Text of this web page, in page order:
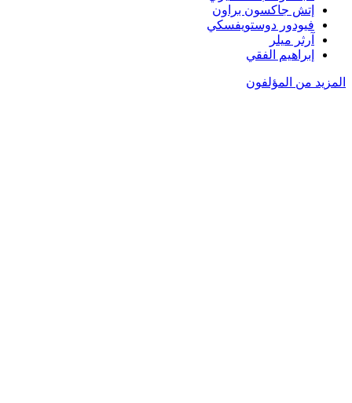
إتش جاكسون براون
فيودور دوستويفسكي
آرثر ميلر
إبراهيم الفقي
المزيد من المؤلفون